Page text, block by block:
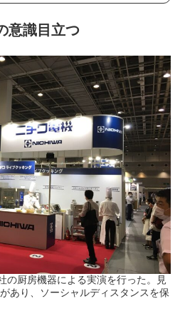
意識目立つ
の厨房機器による実演を行った。見
あり、ソーシャルディスタンスを保